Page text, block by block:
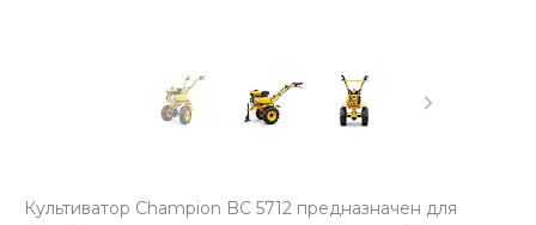
Культиватор Champion BC 5712 предназначен для